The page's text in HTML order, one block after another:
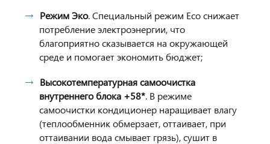
Режим Эко. Специальный режим Eco снижает
потребление электроэнергии, что
благоприятно сказывается на окружающей
среде и помогает экономить бюджет;
Высокотемпературная самоочистка
внутреннего блока +58*. В режиме
самоочистки кондиционер наращивает влагу
(теплообменник обмерзает, оттаивает, при
оттаивании вода смывает грязь), сушит в